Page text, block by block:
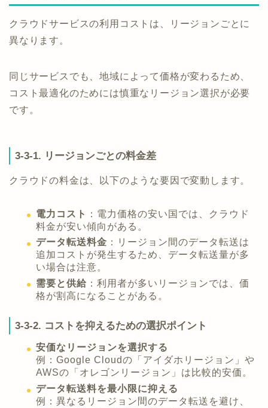
クラウドサービスの利用コストは、リージョンごとに
異なります。
同じサービスでも、地域によって価格が変わるため、
コスト最適化のためには慎重なリージョン選択が必要
です。
3-3-1. リージョンごとの料金差
クラウドの料金は、以下のような要因で変動します。
電力コスト
：電力価格の安い国では、クラウド
料金が安い傾向がある。
データ転送料金 ：リージョン間のデータ転送は
追加コストが発生するため、データ転送量が多
い場合は注意。
需要と供給 ：利用者が多いリージョンでは、価
格が割高になることがある。
3-3-2. コストを抑えるための選択ポイント
安価なリージョンを選択する
例：Google Cloudの「アイダホリージョン」や
AWSの「オレゴンリージョン」は比較的安価。
データ転送料を最小限に抑える
例：異なるリージョン間のデータ転送を避け、